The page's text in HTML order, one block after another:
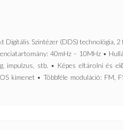
Digitális Szintézer (DDS) technológia, 2
40mHz – 10MHz •
impulzus, stb. • Képes eltárolni és
kimenet • Többféle moduláció: FM,